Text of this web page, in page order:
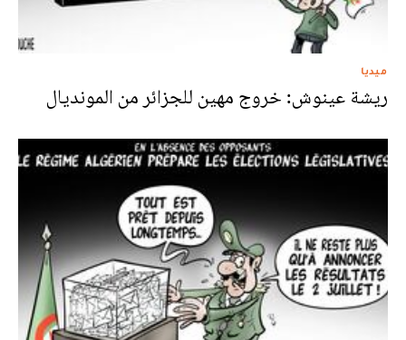
ميديا
ريشة عينوش: خروج مهين للجزائر من المونديال